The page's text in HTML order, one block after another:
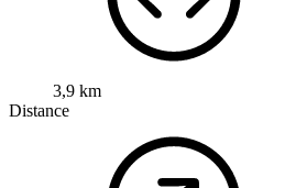
3,9 km
Distance